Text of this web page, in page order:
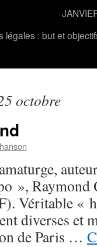
légales : but et
octobre
»,
Véritable «
diverses et
de Paris …